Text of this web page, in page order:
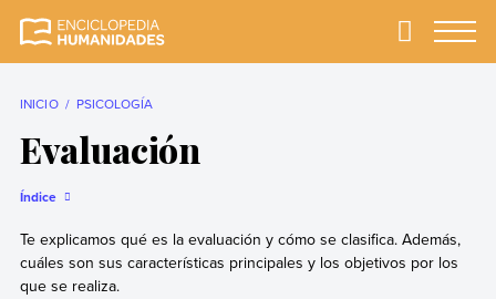
completa y más
Primary
INICIO PSICOLOGÍA
Evaluación
Índice
Te explicamos qué es la evaluación y cómo se clasifica. Además,
cuáles son sus características principales y los objetivos por los
que se realiza.